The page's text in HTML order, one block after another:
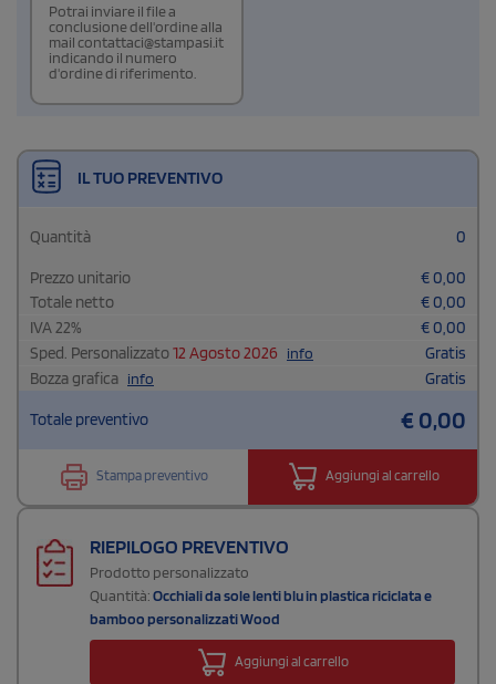
Potrai inviare il file a
conclusione dell'ordine alla
mail contattaci@stampasi.it
indicando il numero
d'ordine di riferimento.
IL TUO PREVENTIVO
Quantità 0
Prezzo unitario €0,00
Totale netto
€0,00
IVA22% €0,00
Sped. Personalizzato12 Agosto 2026 info
Gratis
Bozza grafica info Gratis
Totale preventivo €0,00
Stampa preventivo Aggiungi al carrello
RIEPILOGO PREVENTIVO
Prodotto personalizzato
Quantità:Occhiali da sole lenti blu in plastica riciclata e
bamboo personalizzati Wood
Aggiungi al carrello